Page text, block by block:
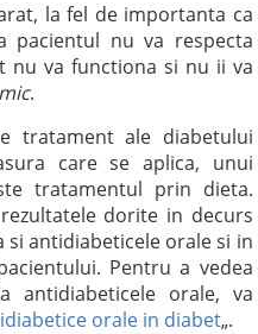
la fel de importanta ca
pacientul nu va respecta
nu va functiona si nu ii va
.
tratament ale diabetului
care se aplica, unui
tratamentul prin dieta.
dorite in decurs
si antidiabeticele orale si in
Pentru a vedea
antidiabeticele orale, va
orale in diabet„.